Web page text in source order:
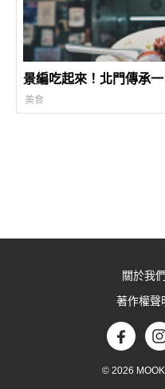
景編吃起來！北門傳承
美食
關於我們
著作權聲
© 2026